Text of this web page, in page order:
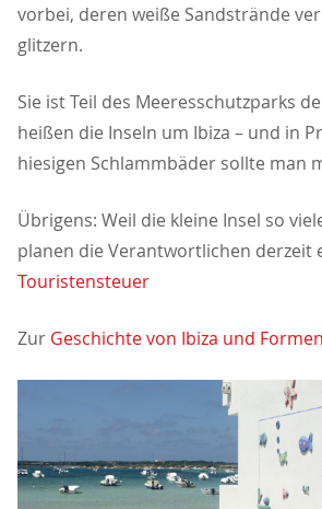
vorbei, deren weiße Sandstrände
glitzern.
Sie ist Teil des Meeresschutzparks
heißen die Inseln um Ibiza – und in
hiesigen Schlammbäder sollte man
Übrigens: Weil die kleine Insel so
planen die Verantwortlichen derzeit
Touristensteuer
Zur Geschichte von Ibiza und